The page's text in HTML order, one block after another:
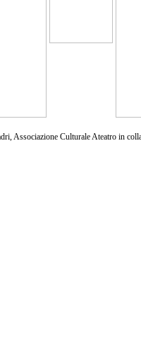
Associazione Culturale Ateatro in